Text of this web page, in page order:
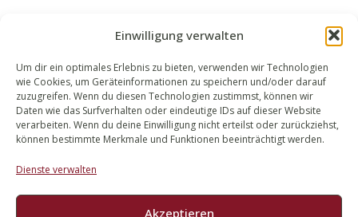
Einwilligung verwalten
Um dir ein optimales Erlebnis zu bieten, verwenden wir Technologien
wie Cookies, um Geräteinformationen zu speichern und/oder darauf
zuzugreifen. Wenn du diesen Technologien zustimmst, können wir
Daten wie das Surfverhalten oder eindeutige IDs auf dieser Website
verarbeiten. Wenn du deine Einwilligung nicht erteilst oder zurückziehst,
können bestimmte Merkmale und Funktionen beeinträchtigt werden.
Dienste verwalten
Akzeptieren
WALEK RECHTSANWÄLT​​E
Bachstraße 13
56727 Mayen
02651 98 900
info@walek-rechtsanwaelte.de